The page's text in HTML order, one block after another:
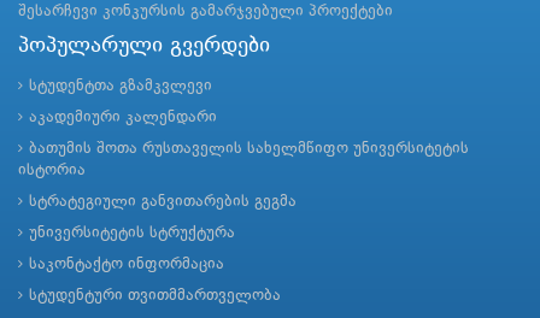
შესარჩევი კონკურსის გამარჯვებული პროექტები
პოპულარული გვერდები
სტუდენტთა გზამკვლევი
აკადემიური კალენდარი
ბათუმის შოთა რუსთაველის სახელმწიფო უნივერსიტეტის
ისტორია
სტრატეგიული განვითარების გეგმა
უნივერსიტეტის სტრუქტურა
საკონტაქტო ინფორმაცია
სტუდენტური თვითმმართველობა